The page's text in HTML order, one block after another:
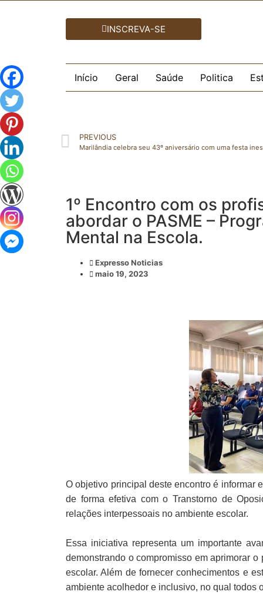
INSCREVA-SE
Início Geral Saúde Politica
PREVIOUS
1º Encontro com os
abordar o PASME –
Mental na Escola.
Expresso Noticias
maio 19, 2023
O objetivo principal deste encontro é informar
de forma efetiva com o Transtorno de
relações interpessoais no ambiente escolar.
Essa iniciativa representa um importante
demonstrando o compromisso em aprimorar
escolar. Além de fornecer conhecimentos e
ambiente acolhedor e inclusivo, no qual todos